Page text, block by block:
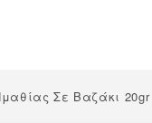
Σε Βαζάκι 20gr